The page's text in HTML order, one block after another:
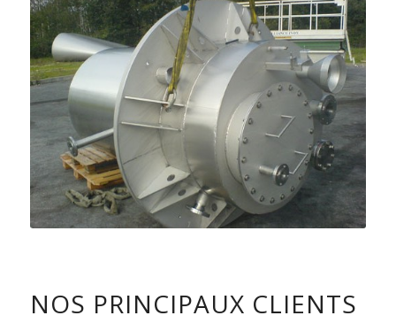
NOS PRINCIPAUX CLIENTS